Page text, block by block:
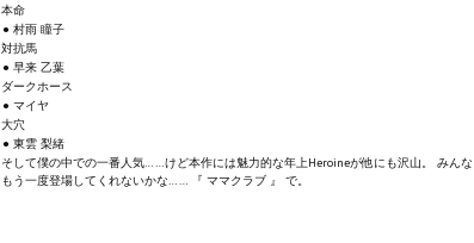
本命
● 村雨 瞳子
対抗馬
● 早来 乙葉
ダークホース
● マイヤ
大穴
● 東雲 梨緒
そして僕の中での一番人気……けど本作には魅力的な年上Heroineが他にも沢山。 みんな
もう一度登場してくれないかな…… 『 ママクラブ 』 で。